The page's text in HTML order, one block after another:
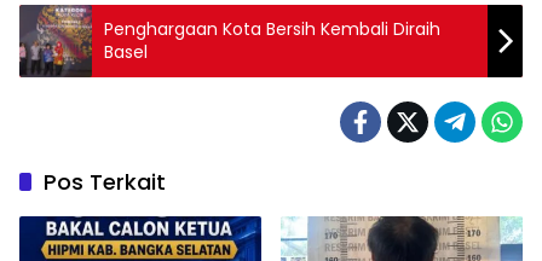
Penghargaan Kota Bersih Kembali Diraih
Basel
Pos Terkait